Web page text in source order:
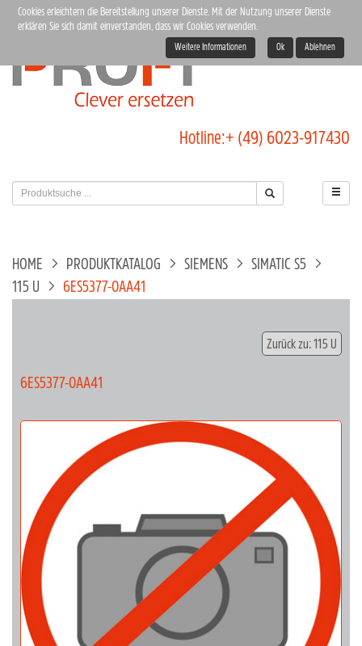
Hotline:+ (49) 6023-917430
HOME PRODUKTKATALOG SIEMENS
SIMATIC S5
115 U
6ES5377-0AA41
Zurück zu: 115 U
6ES5377-0AA41
Cookies erleichtern die Bereitstellung unserer Dienste. Mit der Nutzung unserer Dienste
erklären Sie sich damit einverstanden, dass wir Cookies verwenden.
Weitere Informationen Ok Ablehnen